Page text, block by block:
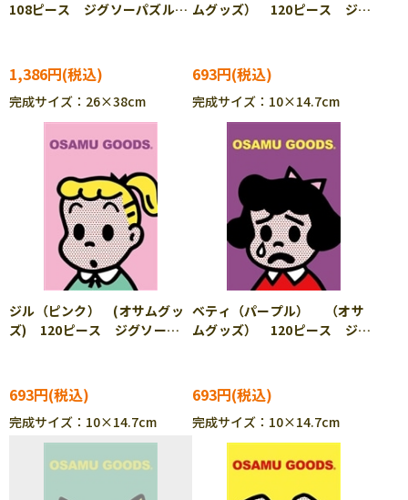
108ピース ジグソーパズル
1,386円
完成サイズ：26×38cm
ムグッズ） 120ピース ジグ
693円
完成サイズ：10×14.7cm
ジル（ピンク） (オサムグッ
ズ) 120ピース ジグソーパ
693円
完成サイズ：10×14.7cm
ベティ（パープル） （オサ
ムグッズ） 120ピース ジグ
693円
完成サイズ：10×14.7cm